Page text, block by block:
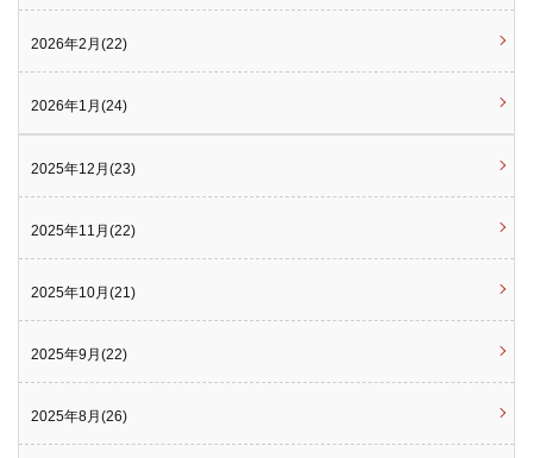
2026年2月(22)
2026年1月(24)
2025年12月(23)
2025年11月(22)
2025年10月(21)
2025年9月(22)
2025年8月(26)